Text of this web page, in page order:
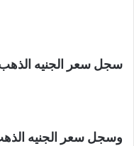
سجل سعر الجنيه الذهب نحو 28400 جنيه
وسجل سعر الجنيه الذهب نحو 29200